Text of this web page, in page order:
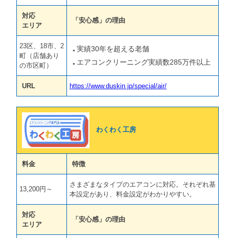
対応
エリア
「安心感」の理由
23区、18市、2
町（店舗あり
の市区町）
実績30年を超える老舗
エアコンクリーニング実績数285万件以上
URL https://www.duskin.jp/special/air/
わくわく工房
料金 特徴
13,200円～
さまざまなタイプのエアコンに対応。それぞれ基
本設定があり、料金設定がわかりやすい。
対応
エリア
「安心感」の理由